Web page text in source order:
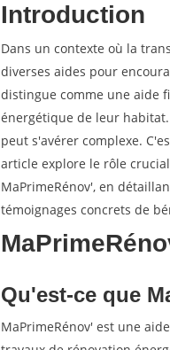
Introduction
Dans un contexte où la
diverses aides pour
distingue comme une aide
énergétique de leur
peut s'avérer complexe.
article explore le rôle
MaPrimeRénov', en
témoignages concrets de
Qu'est-ce que
MaPrimeRénov' est une